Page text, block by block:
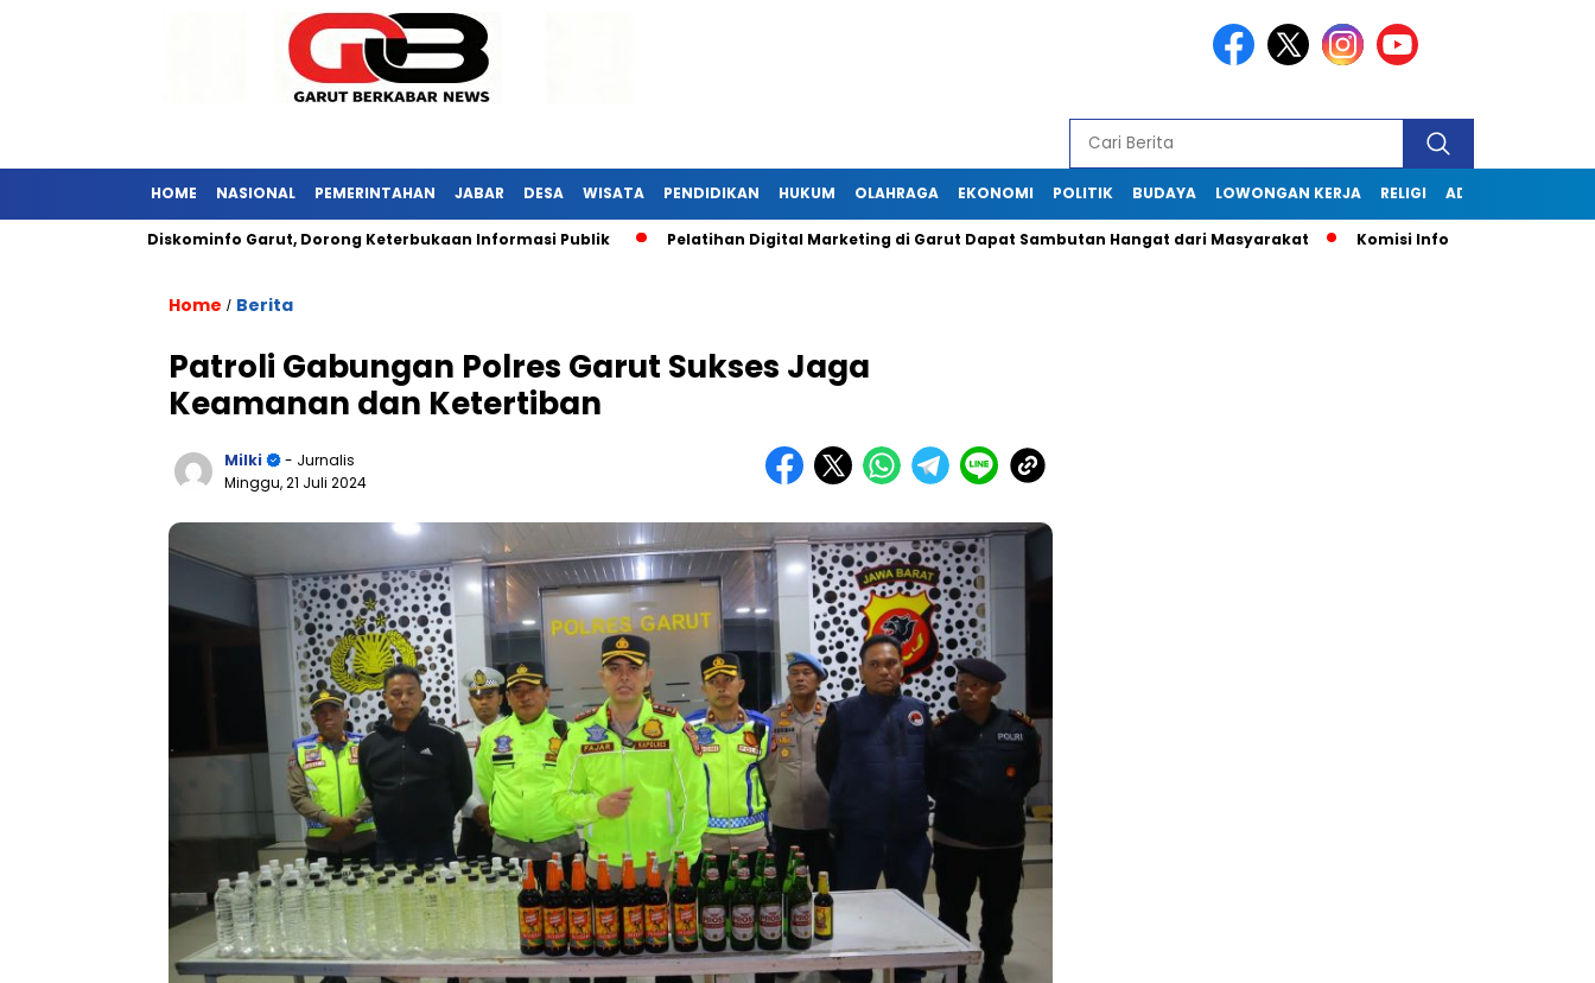
HOME NASIONAL PEMERINTAHAN JABAR DESA WISATA PENDIDIKAN HUKUM OLAHRAGA EKONOMI POLITIK BUDAYA LOWONGAN KERJA RELIGI ADVERTORIAL
Kunjungi Diskominfo Garut, Dorong Keterbukaan Informasi Publik Pelatihan Digital Marketing di Garut Dapat Sambutan Hangat dari Masyarakat Komisi Informasi Jabar Kunjungi
Home / Berita
Patroli Gabungan Polres Garut Sukses Jaga
Keamanan dan Ketertiban
Milki
- Jurnalis
Minggu, 21 Juli 2024